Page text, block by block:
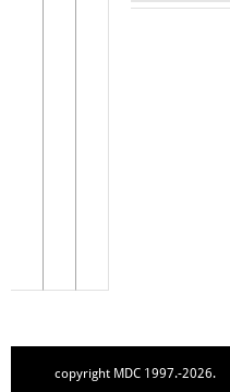
copyright MDC 1997.-2026.